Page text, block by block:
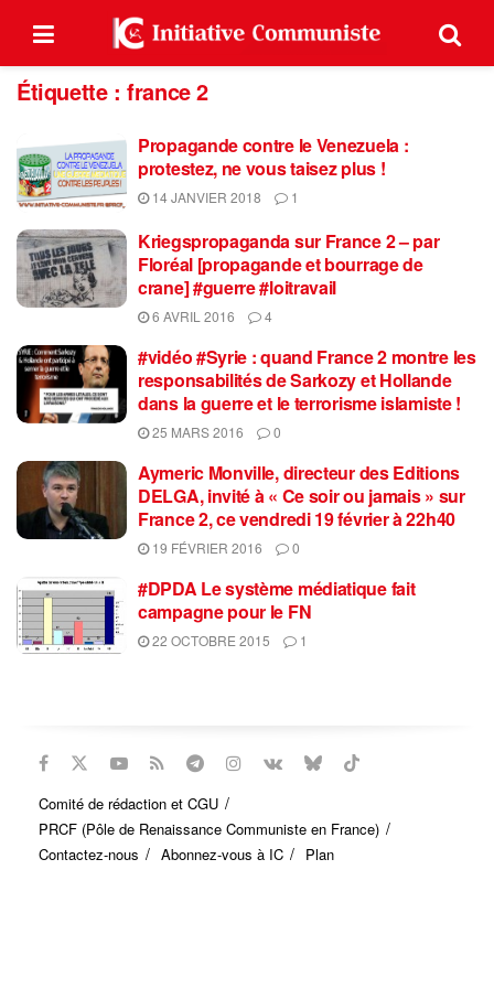
Étiquette :france 2
Propagande contre le Venezuela :
protestez, ne vous taisez plus !
14 JANVIER 2018 1
Kriegspropaganda sur France 2 – par
Floréal [propagande et bourrage de
crane] #guerre #loitravail
6 AVRIL 2016 4
#vidéo #Syrie : quand France 2 montre les
responsabilités de Sarkozy et Hollande
dans la guerre et le terrorisme islamiste !
25 MARS 2016 0
Aymeric Monville, directeur des Editions
DELGA, invité à « Ce soir ou jamais » sur
France 2, ce vendredi 19 février à 22h40
19 FÉVRIER 2016 0
#DPDA Le système médiatique fait
campagne pour le FN
22 OCTOBRE 2015 1
Comité de rédaction et CGU
PRCF (Pôle de Renaissance Communiste en France)
Contactez-nous
Abonnez-vous à IC Plan